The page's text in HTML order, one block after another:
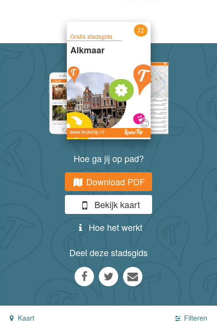
Gratis stadsgids
Alkmaar
www.leuketip.nl
Hoe ga jij op pad?
Download PDF
Bekijk kaart
Hoe het werkt
Deel deze stadsgids
Kaart Filteren